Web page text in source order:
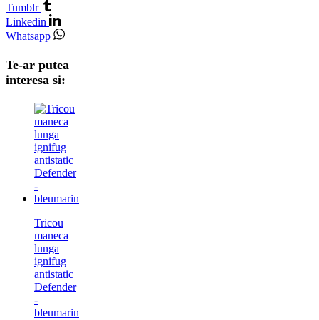
Tumblr
Linkedin
Whatsapp
Te-ar putea
interesa si:
Tricou
maneca
lunga
ignifug
antistatic
Defender
-
bleumarin